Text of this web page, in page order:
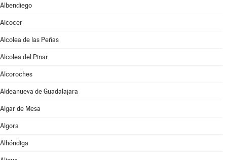
Albendiego
Alcocer
Alcolea de las Peñas
Alcolea del Pinar
Alcoroches
Aldeanueva de Guadalajara
Algar de Mesa
Algora
Alhóndiga